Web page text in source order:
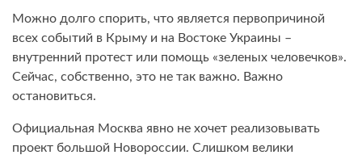
Можно долго спорить, что является первопричиной
всех событий в Крыму и на Востоке Украины –
внутренний протест или помощь «зеленых человечков».
Сейчас, собственно, это не так важно. Важно
остановиться.
Официальная Москва явно не хочет реализовывать
проект большой Новороссии. Слишком велики